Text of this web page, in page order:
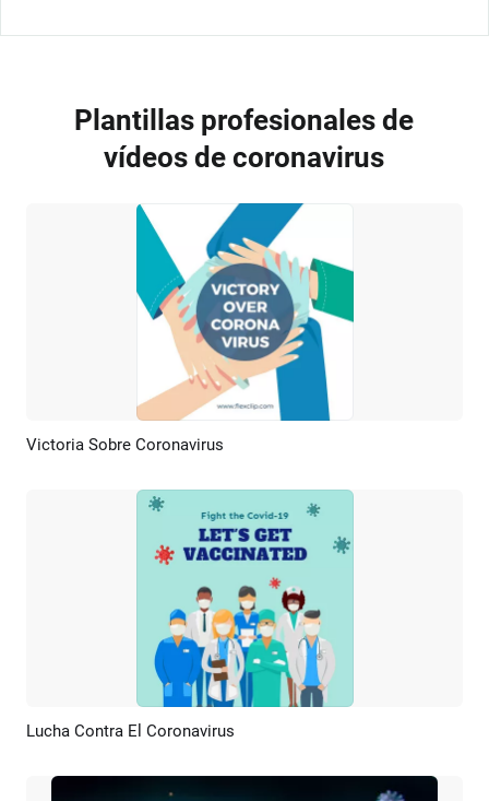
Plantillas profesionales de
vídeos de coronavirus
Previsualizar
Victoria Sobre Coronavirus
Previsualizar
Lucha Contra El Coronavirus